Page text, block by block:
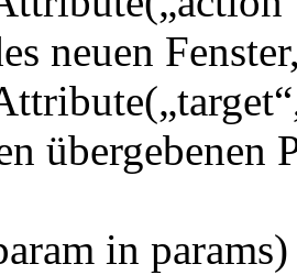
neuen
übergebenen
in